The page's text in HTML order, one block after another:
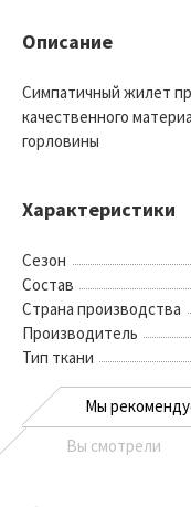
Описание
Симпатичный жилет
качественного
горловины
Характеристики
Сезон
Состав
Страна производства
Производитель
Тип ткани
Мы
Вы смотрели